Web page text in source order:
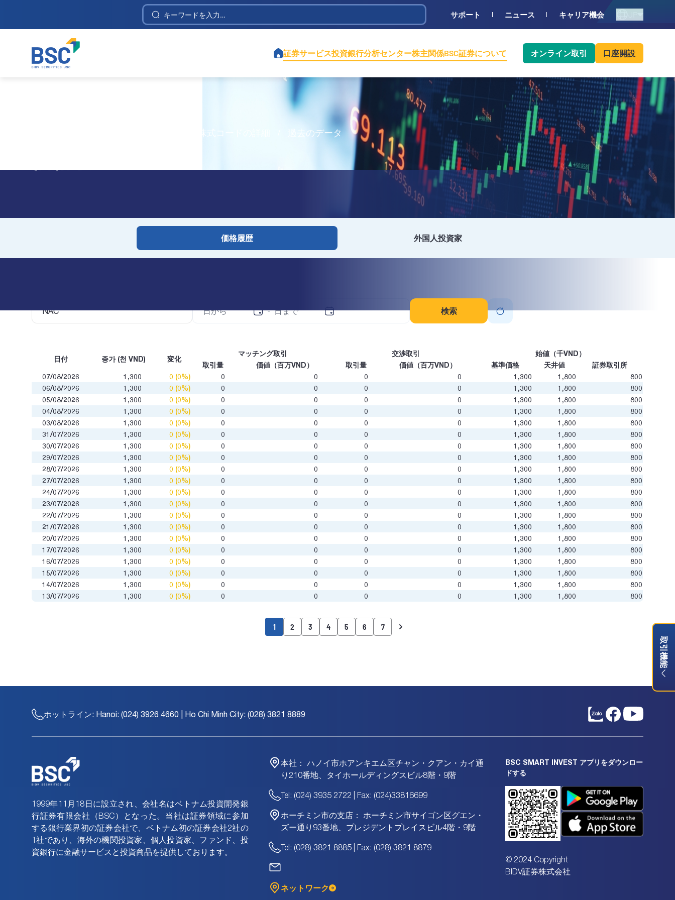
サポート ニュース キャリア機会
証券サービス投資銀行分析センター株主関係BSC証券について オンライン取引 口座開設
株式コードの詳細 過去のデータ
価格履歴 外国人投資家
- 検索
日付 종가 (천 VND) 変化
マッチング取引 交渉取引
始値（千VND）
取引量
価値（百万VND） 取引量 価値（百万VND） 基準価格 天井値
証券取引所
07/08/2026
1,300 0 (0%) 0 0 0 0 1,300 1,800
800
06/08/2026
1,300 0 (0%) 0 0 0 0 1,300 1,800
800
05/08/2026
1,300 0 (0%) 0 0 0 0 1,300 1,800
800
04/08/2026
1,300 0 (0%) 0 0 0 0 1,300 1,800
800
03/08/2026
1,300 0 (0%) 0 0 0 0 1,300 1,800
800
31/07/2026
1,300 0 (0%) 0 0 0 0 1,300 1,800
800
30/07/2026
1,300 0 (0%) 0 0 0 0 1,300 1,800
800
29/07/2026
1,300 0 (0%) 0 0 0 0 1,300 1,800
800
28/07/2026
1,300 0 (0%) 0 0 0 0 1,300 1,800
800
27/07/2026
1,300 0 (0%) 0 0 0 0 1,300 1,800
800
24/07/2026
1,300 0 (0%) 0 0 0 0 1,300 1,800
800
23/07/2026
1,300 0 (0%) 0 0 0 0 1,300 1,800
800
22/07/2026
1,300 0 (0%) 0 0 0 0 1,300 1,800
800
21/07/2026
1,300 0 (0%) 0 0 0 0 1,300 1,800
800
20/07/2026
1,300 0 (0%) 0 0 0 0 1,300 1,800
800
17/07/2026
1,300 0 (0%) 0 0 0 0 1,300 1,800
800
16/07/2026
1,300 0 (0%) 0 0 0 0 1,300 1,800
800
15/07/2026
1,300 0 (0%) 0 0 0 0 1,300 1,800
800
14/07/2026
1,300 0 (0%) 0 0 0 0 1,300 1,800
800
13/07/2026
1,300 0 (0%) 0 0 0 0 1,300 1,800 800
1 2 3 4 5 6 7
ホットライン: Hanoi: (024) 3926 4660 | Ho Chi Minh City: (028) 3821 8889
1999年11月18日に設立され、会社名はベトナム投資開発銀
行証券有限会社（BSC）となった。当社は証券領域に参加
する銀行業界初の証券会社で、ベトナム初の証券会社2社の
1社であり、海外の機関投資家、個人投資家、ファンド、投
資銀行に金融サービスと投資商品を提供しております。
本社：
ハノイ市ホアンキエム区チャン・クアン・カイ通
り210番地、タイホールディングスビル8階・9階
Tel: (024) 3935 2722 | Fax: (024)33816699
ホーチミン市の支店：
ホーチミン市サイゴン区グエン・
ズー通り93番地、プレジデントプレイスビル4階・9階
Tel: (028) 3821 8885 | Fax: (028) 3821 8879
ネットワーク
BSC SMART INVEST アプリをダウンロー
ドする
© 2024 Copyright
BIDV証券株式会社
取引機能